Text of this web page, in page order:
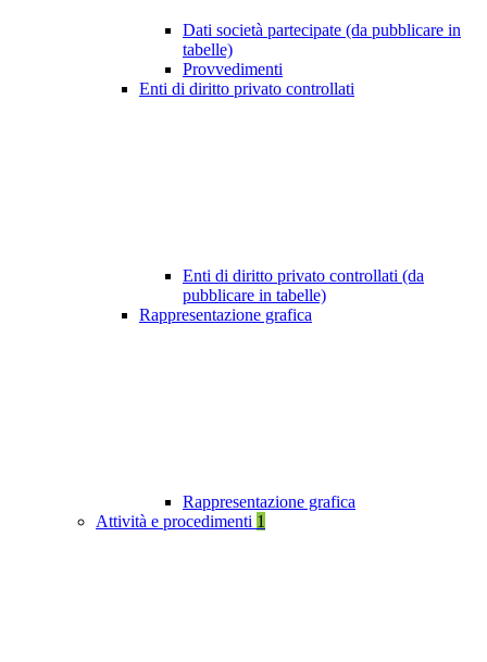
Dati società partecipate (da pubblicare in
tabelle)
Provvedimenti
Enti di diritto privato controllati
Enti di diritto privato controllati (da
pubblicare in tabelle)
Rappresentazione grafica
Rappresentazione grafica
Attività e procedimenti 1